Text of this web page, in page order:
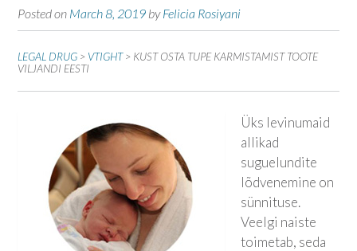
Posted on March 8, 2019 byFelicia Rosiyani
LEGAL DRUG > VTIGHT > KUST OSTA TUPE KARMISTAMIST TOOTE
VILJANDI EESTI
Üks levinumaid
allikad
suguelundite
lõdvenemine on
sünnituse.
Veelgi naiste
toimetab, seda